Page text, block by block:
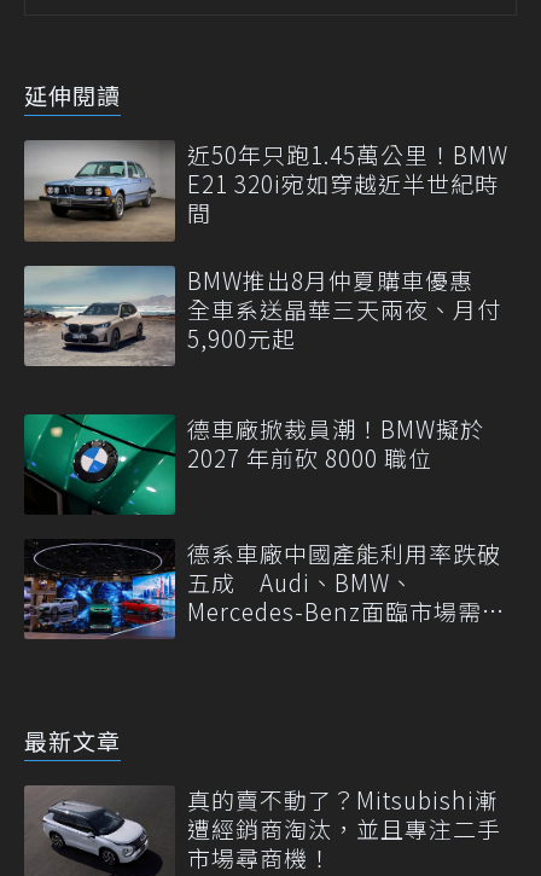
延伸閱讀
近50年只跑1.45萬公里！BMW
E21 320i宛如穿越近半世紀時
間
BMW推出8月仲夏購車優惠
全車系送晶華三天兩夜、月付
5,900元起
德車廠掀裁員潮！BMW擬於
2027 年前砍 8000 職位
德系車廠中國產能利用率跌破
五成 Audi、BMW、
Mercedes-Benz面臨市場需求
最新文章
真的賣不動了？Mitsubishi漸
遭經銷商淘汰，並且專注二手
市場尋商機！